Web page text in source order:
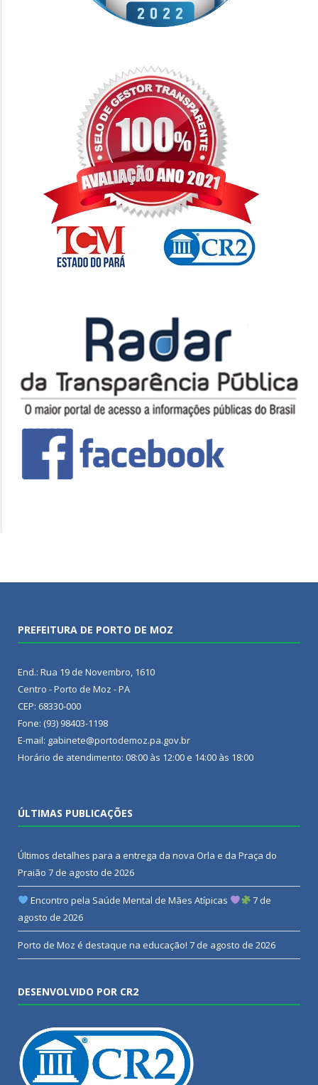
PREFEITURA DE PORTO DE MOZ
End.: Rua 19 de Novembro, 1610
Centro - Porto de Moz - PA
CEP: 68330-000
Fone: (93) 98403-1198
E-mail: gabinete@portodemoz.pa.gov.br
Horário de atendimento: 08:00 às 12:00 e 14:00 às 18:00
ÚLTIMAS PUBLICAÇÕES
Últimos detalhes para a entrega da nova Orla e da Praça do
Praião 7 de agosto de 2026
Encontro pela Saúde Mental de Mães Atípicas
7 de
agosto de 2026
Porto de Moz é destaque na educação! 7 de agosto de 2026
DESENVOLVIDO POR CR2